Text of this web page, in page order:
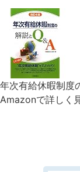
年次有給休暇制度
Amazonで詳しく